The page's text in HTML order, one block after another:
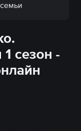
сезон -